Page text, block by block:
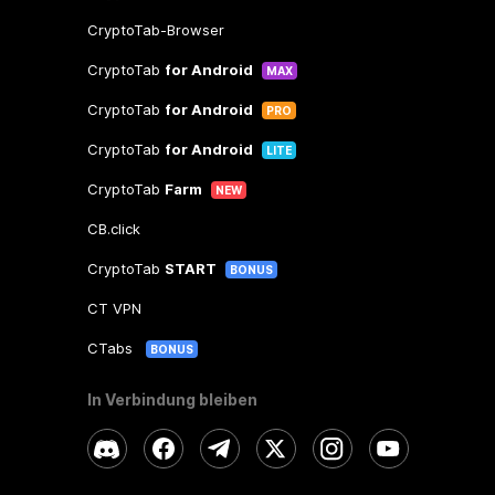
CryptoTab-Browser
CryptoTab for Android MAX
CryptoTab for Android PRO
CryptoTab for Android LITE
CryptoTab Farm NEW
CB.click
CryptoTab START BONUS
CT VPN
CTabs BONUS
In Verbindung bleiben